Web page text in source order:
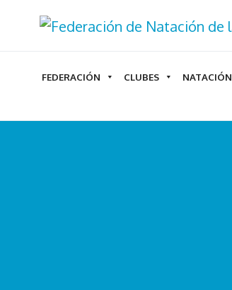
FEDERACIÓN CLUBES NATACIÓN